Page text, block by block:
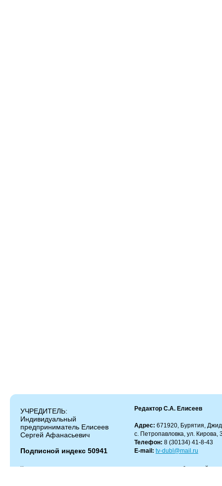
УЧРЕДИТЕЛЬ:
Индивидуальный
предприниматель Елисеев
Сергей Афанасьевич
Подписной индекс 50941
Редактор С.А. Елисеев
Адрес: 671920, Бурятия,
с. Петропавловка, ул. Кирова,
Телефон: 8 (30134) 41-8-43
E-mail: tv-dubl@mail.ru
Копирование и цитирование материалов разрешено только с работающей